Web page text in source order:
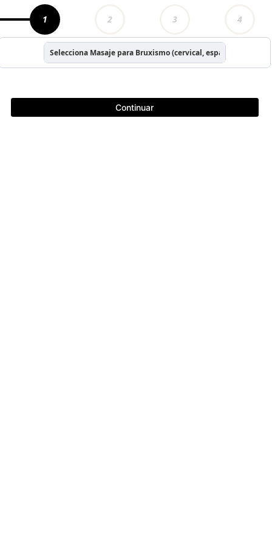
1 2 3 4
Selecciona Masaje para Bruxismo (cervical, espalda y facial)
Continuar